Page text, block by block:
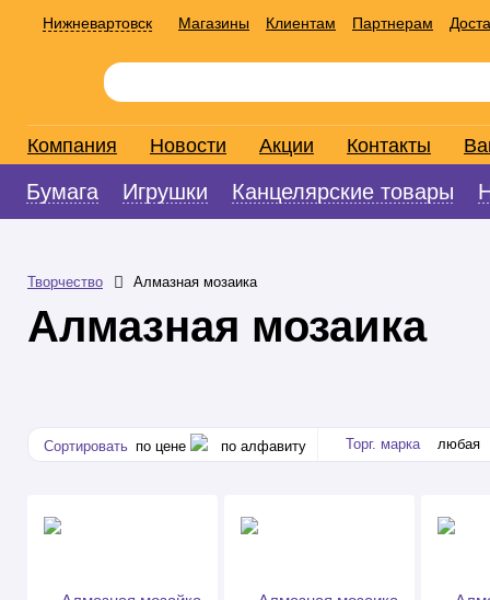
Нижневартовск Магазины Клиентам Партнерам
Компания Новости Акции Контакты
Бумага Игрушки Канцелярские товары
Творчество Алмазная мозаика
Алмазная мозаика
Сортировать по цене по алфавиту Торг. марка любая